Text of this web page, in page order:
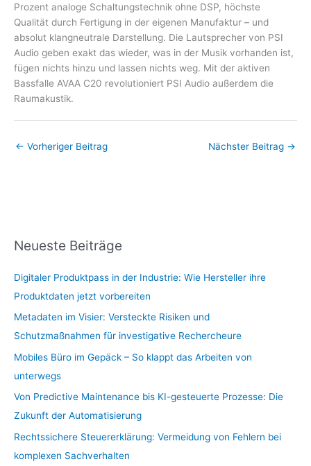
Prozent analoge Schaltungstechnik ohne DSP, höchste
Qualität durch Fertigung in der eigenen Manufaktur – und
absolut klangneutrale Darstellung. Die Lautsprecher von PSI
Audio geben exakt das wieder, was in der Musik vorhanden ist,
fügen nichts hinzu und lassen nichts weg. Mit der aktiven
Bassfalle AVAA C20 revolutioniert PSI Audio außerdem die
Raumakustik.
← Vorheriger Beitrag Nächster Beitrag →
Neueste Beiträge
Digitaler Produktpass in der Industrie: Wie Hersteller ihre
Produktdaten jetzt vorbereiten
Metadaten im Visier: Versteckte Risiken und
Schutzmaßnahmen für investigative Rechercheure
Mobiles Büro im Gepäck – So klappt das Arbeiten von
unterwegs
Von Predictive Maintenance bis KI-gesteuerte Prozesse: Die
Zukunft der Automatisierung
Rechtssichere Steuererklärung: Vermeidung von Fehlern bei
komplexen Sachverhalten